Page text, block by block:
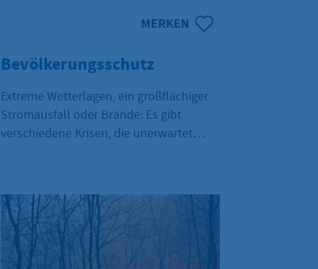
MERKEN
Bevölkerungsschutz
Extreme Wetterlagen, ein großflächiger
Stromausfall oder Brände: Es gibt
verschiedene Krisen, die unerwartet